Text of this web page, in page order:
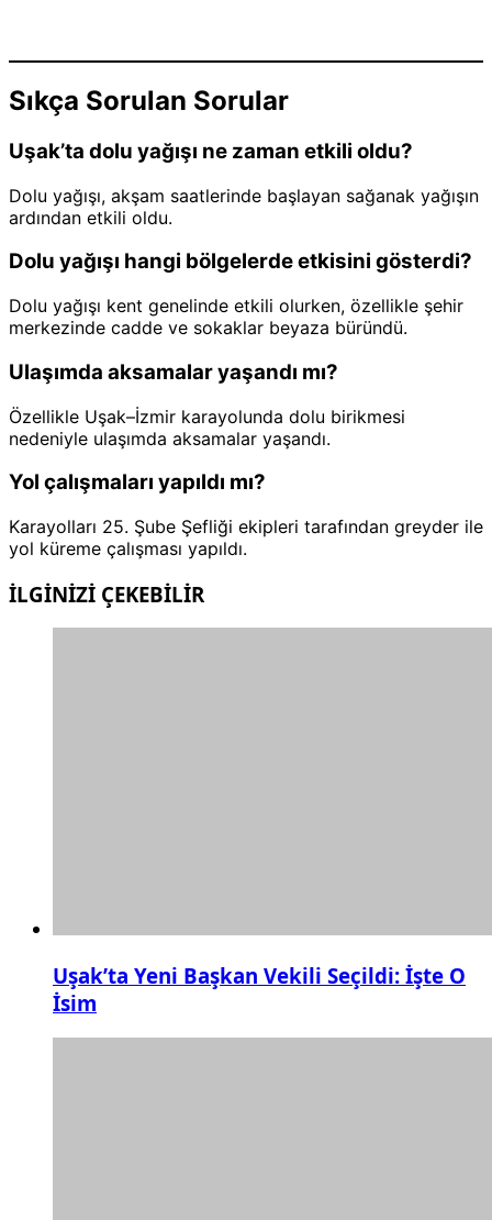
Sıkça Sorulan Sorular
Uşak’ta dolu yağışı ne zaman etkili oldu?
Dolu yağışı, akşam saatlerinde başlayan sağanak yağışın
ardından etkili oldu.
Dolu yağışı hangi bölgelerde etkisini gösterdi?
Dolu yağışı kent genelinde etkili olurken, özellikle şehir
merkezinde cadde ve sokaklar beyaza büründü.
Ulaşımda aksamalar yaşandı mı?
Özellikle Uşak–İzmir karayolunda dolu birikmesi
nedeniyle ulaşımda aksamalar yaşandı.
Yol çalışmaları yapıldı mı?
Karayolları 25. Şube Şefliği ekipleri tarafından greyder ile
yol küreme çalışması yapıldı.
İLGİNİZİ ÇEKEBİLİR
Uşak’ta Yeni Başkan Vekili Seçildi: İşte O
İsim